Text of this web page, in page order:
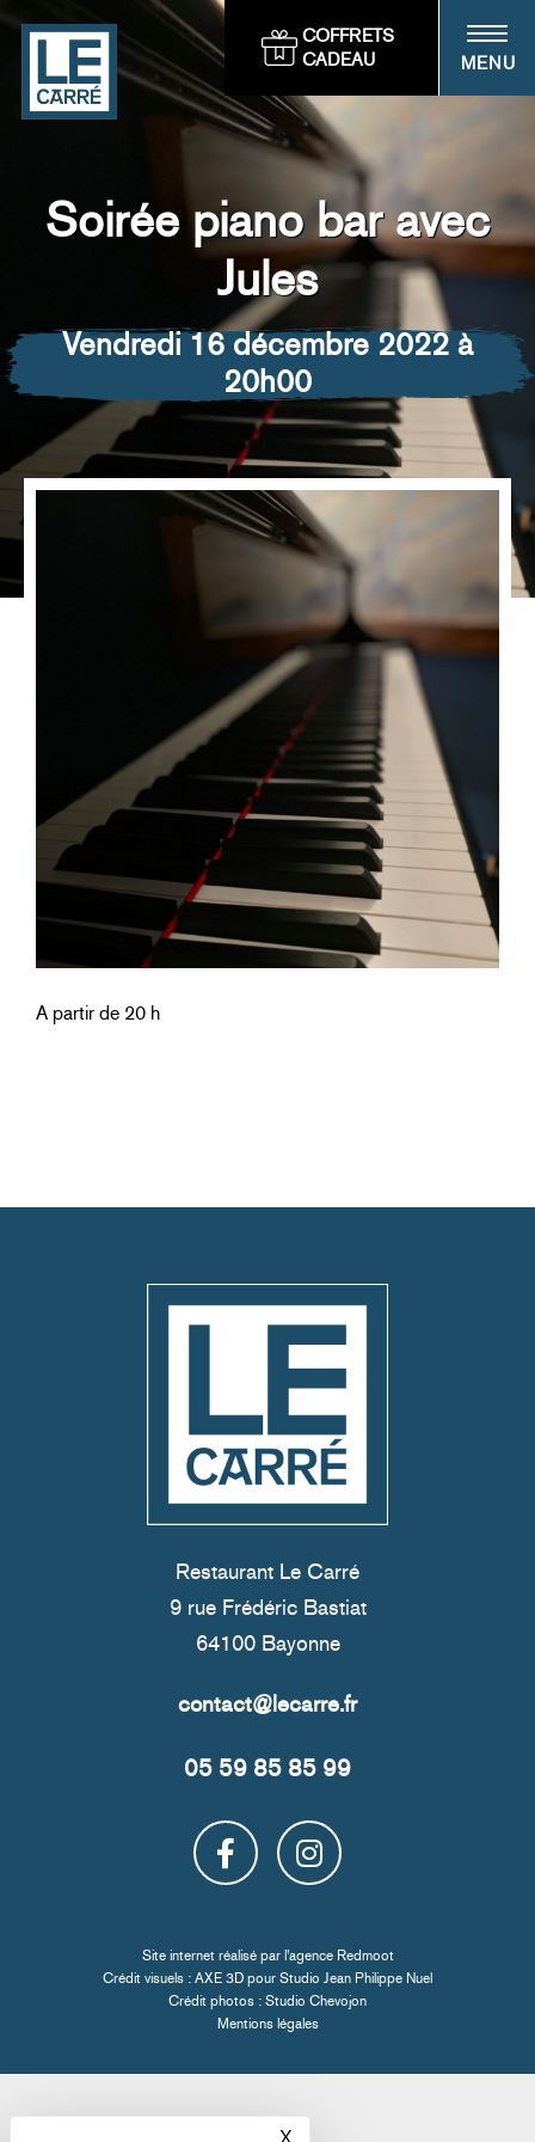
Panneau de gestion des cookies
X
COFFRETS
CADEAU
MENU
Soirée piano bar avec
Jules
vendredi 16 décembre 2022 à
20h00
A partir de 20 h
Restaurant Le Carré
9 rue Frédéric Bastiat
64100 Bayonne
05 59 85 85 99
Site internet réalisé par l'agence Redmoot
Crédit visuels : AXE 3D pour Studio Jean Philippe Nuel
Crédit photos : Studio Chevojon
Mentions légales